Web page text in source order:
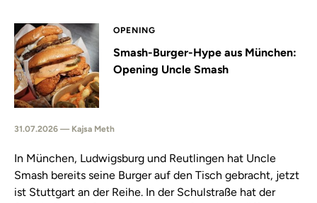
OPENING
Smash-Burger-Hype aus München:
Opening Uncle Smash
31.07.2026 — Kajsa Meth
In München, Ludwigsburg und Reutlingen hat Uncle
Smash bereits seine Burger auf den Tisch gebracht, jetzt
ist Stuttgart an der Reihe. In der Schulstraße hat der